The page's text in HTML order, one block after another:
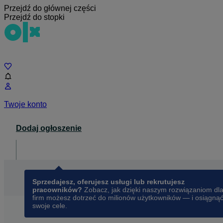
Przejdź do głównej części
Przejdź do stopki
Twoje konto
Dodaj ogłoszenie
Sprzedajesz, oferujesz usługi lub rekrutujesz
pracowników? Zobacz, jak dzięki naszym rozwiązaniom dla
firm możesz dotrzeć do milionów użytkowników — i osiągnąć
swoje cele.